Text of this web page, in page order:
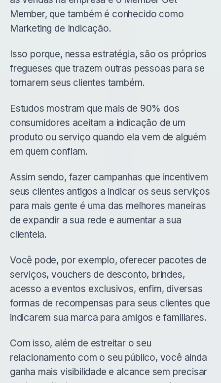
Member, que também é conhecido como
Marketing de Indicação.
Isso porque, nessa estratégia, são os próprios
fregueses que trazem outras pessoas para se
tornarem seus clientes também.
Estudos mostram que mais de 90% dos
consumidores aceitam a indicação de um
produto ou serviço quando ela vem de alguém
em quem confiam.
Assim sendo, fazer campanhas que incentivem
seus clientes antigos a indicar os seus serviços
para mais gente é uma das melhores maneiras
de expandir a sua rede e aumentar a sua
clientela.
Você pode, por exemplo, oferecer pacotes de
serviços, vouchers de desconto, brindes,
acesso a eventos exclusivos, enfim, diversas
formas de recompensas para seus clientes que
indicarem sua marca para amigos e familiares.
Com isso, além de estreitar o seu
relacionamento com o seu público, você ainda
ganha mais visibilidade e alcance sem precisar